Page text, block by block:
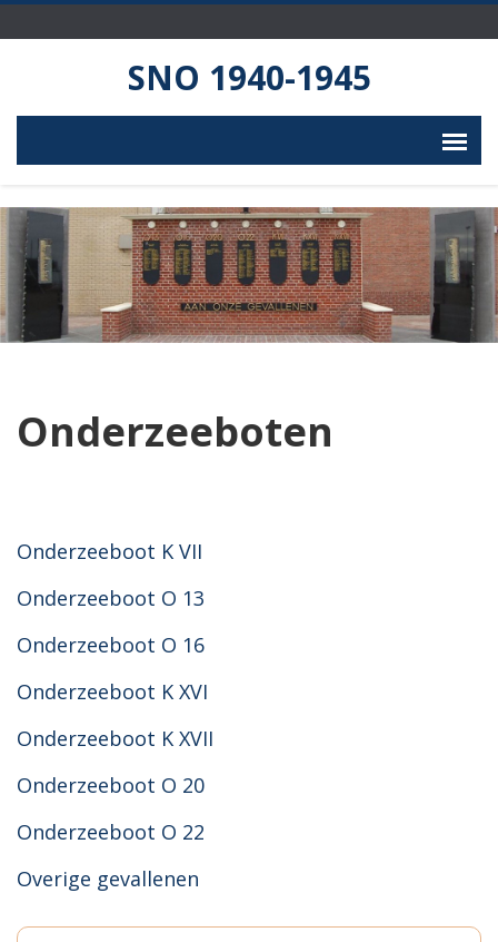
SNO 1940-1945
Onderzeeboten
Onderzeeboot K VII
Onderzeeboot O 13
Onderzeeboot O 16
Onderzeeboot K XVI
Onderzeeboot K XVII
Onderzeeboot O 20
Onderzeeboot O 22
Overige gevallenen